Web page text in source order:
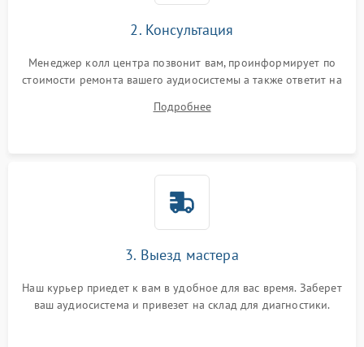
2. Консультация
Менеджер колл центра позвонит вам, проинформирует по
стоимости ремонта вашего аудиосистемы а также ответит на
Подробнее
3. Выезд мастера
Наш курьер приедет к вам в удобное для вас время. Заберет
ваш аудиосистема и привезет на склад для диагностики.